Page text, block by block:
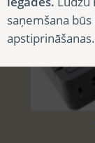
saņemšana
apstiprināšanas.